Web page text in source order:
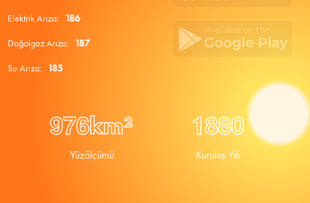
Elektrik Arıza: 186
Doğalgaz Arıza: 187
Su Arıza: 185
976km²
Yüzölçümü
1880
Kuruluş Yılı